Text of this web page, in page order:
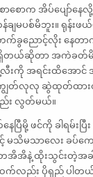
ာစောက အိပ်ပျော်
ျမပစ်မိဘူး။ ရုန်
က်ခွညောင့်လိုး နေတ
ယ်ဆိုတာ အကဲခတ်မိတာ
အရင်းထိအောင် အသ
တ်လုလု ဆွဲထုတ်ထားတဲ့
း လွတ်မယ်။
ေပြီမို့ ဖင်ကို ခါရ
မသိမသာလေး ခပ်
တအိအိနဲ့ ထိုးသွင်းတဲ့
က်လည်း ပိုရှည် ပါတ